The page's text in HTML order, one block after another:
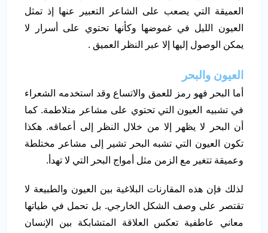
العميقة التي يصعب على الشاعر التعبير عنها إذ تمثل
العيون الليل في غموضها وكأنها تحتوي على أسرار لا
يمكن الوصول إليها إلا عبر النظر العميق .
العيون والبحر
أما البحر فهو رمز للعمق والاتساع وقد استخدمه الشعراء
في تشبيه العيون التي تحتوي على مشاعر متلاطمة. كما
أن البحر لا يظهر إلا من خلال النظر إلى أعماقه. هكذا
تكون العيون التي تشبه البحر تشير إلى مشاعر مختلطة
وعميقة تتغير مع الزمن مثل أمواج البحر التي لا تهدأ.
لذلك فإن هذه المقارنات البلاغية بين العيون والطبيعة لا
تقتصر على وصف الشكل الخارجي. بل تحمل في طياتها
معاني عاطفية تعكس العلاقة المتشابكة بين الإنسان